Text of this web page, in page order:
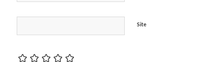
Site